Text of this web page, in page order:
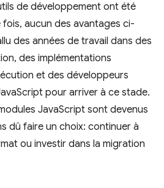
de développement ont été
aucun des avantages ci-
des années de travail dans des
des implémentations
et des développeurs
pour arriver à ce stade.
JavaScript sont devenus
dû faire un choix: continuer à
ou investir dans la migration